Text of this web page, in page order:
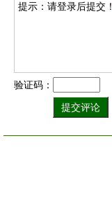
提示：请登录后提交！
验证码：